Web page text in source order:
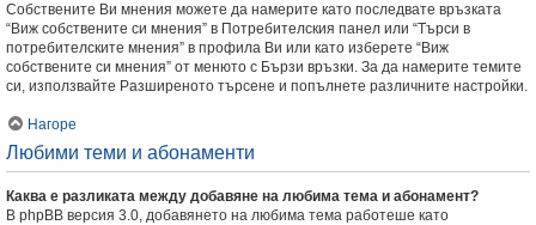
Собствените Ви мнения можете да намерите като последвате връзката
“Виж собствените си мнения” в Потребителския панел или “Търси в
потребителските мнения” в профила Ви или като изберете “Виж
собствените си мнения” от менюто с Бързи връзки. За да намерите темите
си, използвайте Разширеното търсене и попълнете различните настройки.
Нагоре
Любими теми и абонаменти
Каква е разликата между добавяне на любима тема и абонамент?
В phpBB версия 3.0, добавянето на любима тема работеше като